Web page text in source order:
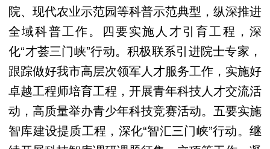
院、现代农业示范园等科普示范典型，纵深推进
全域科普工作。四要实施人才引育工程，深
化“才荟三门峡”行动。积极联系引进院士专家，
跟踪做好我市高层次领军人才服务工作，实施好
卓越工程师培育工程，开展青年科技人才交流活
动，高质量举办青少年科技竞赛活动。五要实施
智库建设提质工程，深化“智汇三门峡”行动。继